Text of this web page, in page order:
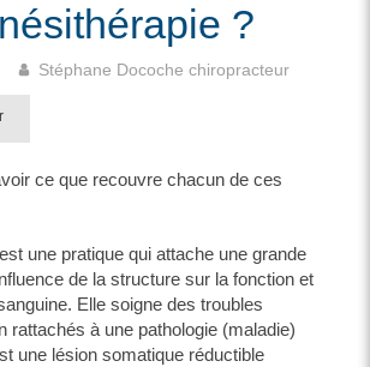
?
Stéphane Docoche chiropracteur
ce que recouvre chacun de ces
est une pratique qui attache une grande
de la structure sur la fonction et
Elle soigne des troubles
rattachés à une pathologie (maladie)
une lésion somatique réductible